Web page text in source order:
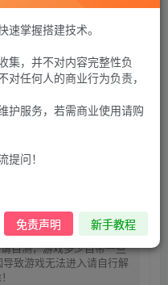
：建议用腾讯云或者易云搭
员《易云服务器-
币100
速搭建，只能确保安卓正
自测，游戏多少自带一些
致游戏无法进入请自行解
掌握搭建技术。
集，并不对内容完整性负
任何人的商业行为负责，
护服务，若需商业使用请购
问！
免责声明 新手教程